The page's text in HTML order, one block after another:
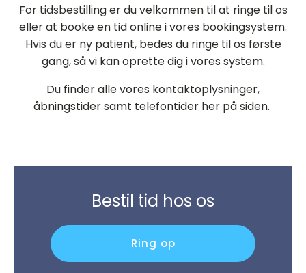
For tidsbestilling er du velkommen til at ringe til os
eller at booke en tid online i vores bookingsystem.
Hvis du er ny patient, bedes du ringe til os første
gang, så vi kan oprette dig i vores system.
Du finder alle vores kontaktoplysninger,
åbningstider samt telefontider her på siden.
Bestil tid hos os
Ring op